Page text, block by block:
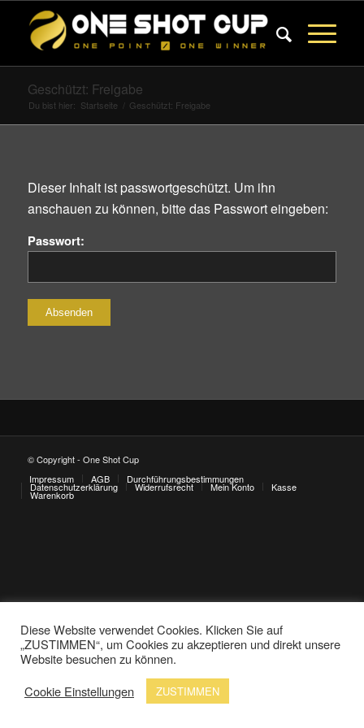
Geschützt: Freigabe
Du bist hier: Startseite Geschützt: Freigabe
Dieser Inhalt ist passwortgeschützt. Um ihn
anschauen zu können, bitte das Passwort eingeben:
Passwort:
© Copyright - One Shot Cup
Impressum
AGB Durchführungsbestimmungen
Datenschutzerklärung Widerrufsrecht Mein Konto Kasse
Warenkorb
Diese Website verwendet Cookies. Klicken Sie auf
„ZUSTIMMEN“, um Cookies zu akzeptieren und direkt unsere
Website besuchen zu können.
Cookie Einstellungen
ZUSTIMMEN